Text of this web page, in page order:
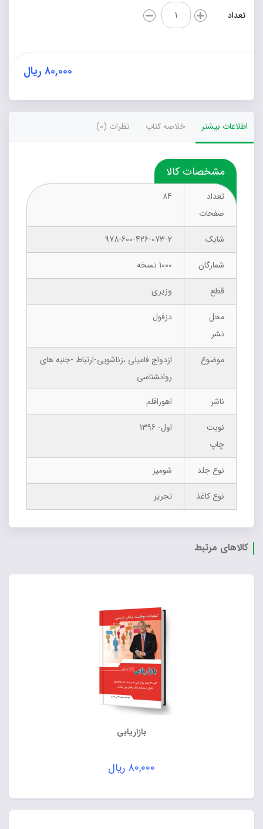
تعداد
رضایت
زناشویی
زوجین
۸۰,۰۰۰ ریال
اطلاعات بیشتر خلاصه کتاب نظرات (0)
مشخصات کالا
تعداد
صفحات
84
شابک
978-600-426-073-2
شمارگان
1000 نسخه
قطع
وزیری
محل
نشر
دزفول
موضوع
ازدواج فامیلی ،زناشویی-ارتباط -جنبه های
روانشناسی
ناشر
اهوراقلم
نوبت
چاپ
اول- 1396
نوع جلد
شومیز
نوع کاغذ
تحریر
کالاهای مرتبط
بازاریابی
۸۰,۰۰۰ ریال